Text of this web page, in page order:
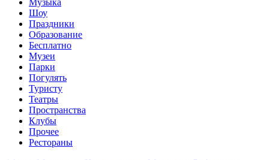
Шоу
Праздники
Образование
Бесплатно
Музеи
Парки
Погулять
Туристу
Театры
Пространства
Клубы
Прочее
Рестораны